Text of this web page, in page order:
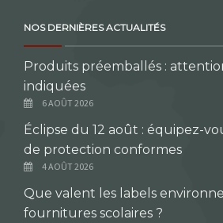
NOS DERNIÈRES ACTUALITÉS
Produits préemballés :
indiquées
6 AOÛT 2026
Éclipse du 12 août : équipez-
de protection conformes
4 AOÛT 2026
Que valent les labels
fournitures scolaires ?